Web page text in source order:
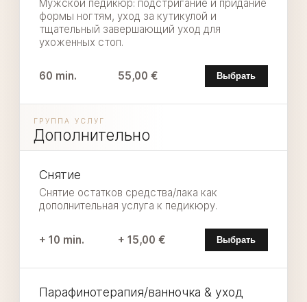
Мужской педикюр: подстригание и придание
формы ногтям, уход за кутикулой и
тщательный завершающий уход для
ухоженных стоп.
60 min. 55,00 € Выбрать
ГРУППА УСЛУГ
Дополнительно
Снятие
Снятие остатков средства/лака как
дополнительная услуга к педикюру.
+ 10 min. + 15,00 € Выбрать
Парафинотерапия/ванночка & уход